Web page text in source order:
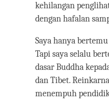
kehilangan
dengan hafalan
Saya hanya
Tapi saya selalu
dasar Buddha
dan Tibet.
menempuh